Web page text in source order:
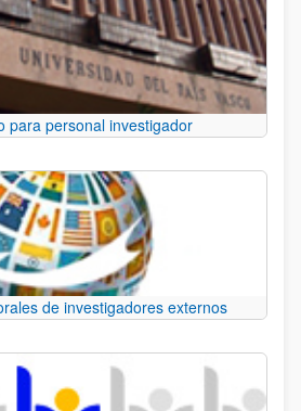
para personal investigador
de investigadores externos